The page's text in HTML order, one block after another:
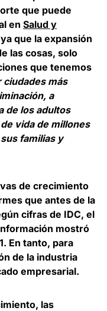
que puede
en Salud y
que la expansión
las cosas, solo
que tenemos
más
a
de los adultos
vida de millones
familias y
de crecimiento
que antes de la
cifras de IDC, el
mostró
En tanto, para
de la industria
empresarial.
las